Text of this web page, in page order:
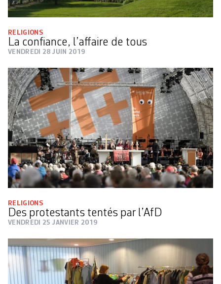
RELIGIONS
La confiance, l’affaire de tous
VENDREDI 28 JUIN 2019
RELIGIONS
Des protestants tentés par l’AfD
VENDREDI 25 JANVIER 2019